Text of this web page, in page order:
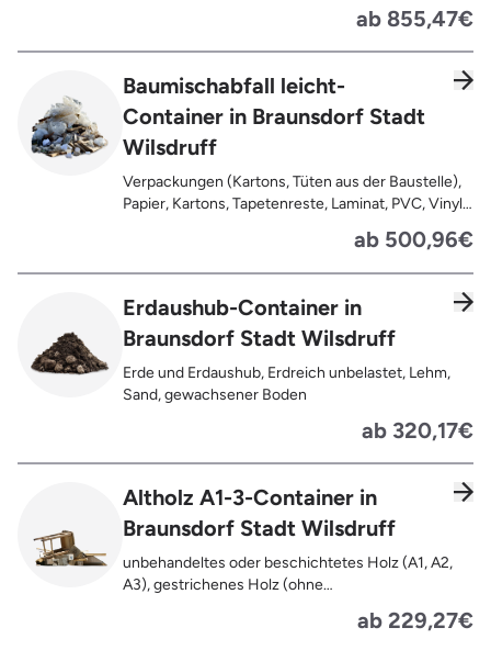
Kunststoffe, Gummi, Styropor, Holz (z.B.
Teppiche, Gardinen, Gipswände/
Trockenbauwände, Metalle, Bleche, Rohre, Kabel,
Türen für den Innenbereich, Restentleerte
Gebinde wie Dosen, Fässer, Eimer,
Sauerkrautplatten
ab 855,47€
Baumischabfall leicht-
Container in Braunsdorf Stadt
Wilsdruff
Verpackungen (Kartons, Tüten aus der Baustelle),
Papier, Kartons, Tapetenreste, Laminat, PVC, Vinyl,
Kunststoffe, Folien, Gummi, Styropor, Holz (z.B.
Spanplatten, Bauholz, Paletten), Textilien wie
Teppiche, Gardinen, Gipswände/
Türen für den Innenbereich, Restentleerte
Gebinde wie Dosen, Fässer, Eimer,
gesamten Containerinhalts
ab 500,96€
Erdaushub-Container in
Braunsdorf Stadt Wilsdruff
Erde und Erdaushub, Erdreich unbelastet, Lehm,
Sand, gewachsener Boden
ab 320,17€
Altholz A1-3-Container in
Braunsdorf Stadt Wilsdruff
unbehandeltes oder beschichtetes Holz (A1, A2,
A3), gestrichenes Holz (ohne
Oberflächenbehandlung wie Anstrich, Lasur,
Lackierung ), kleine Anhaftungen wie Nägel,
ab 229,27€